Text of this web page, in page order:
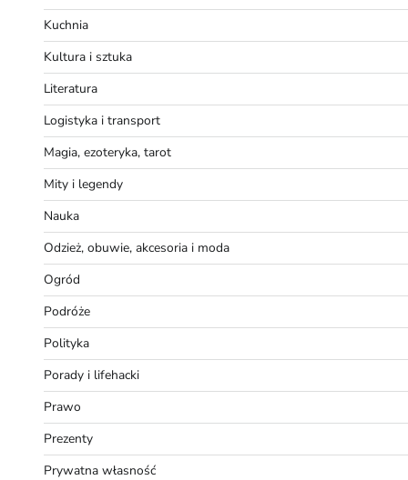
Kuchnia
Kultura i sztuka
Literatura
Logistyka i transport
Magia, ezoteryka, tarot
Mity i legendy
Nauka
Odzież, obuwie, akcesoria i moda
Ogród
Podróże
Polityka
Porady i lifehacki
Prawo
Prezenty
Prywatna własność